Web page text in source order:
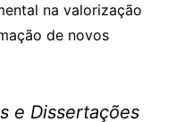
na valorização
de novos
e Dissertações